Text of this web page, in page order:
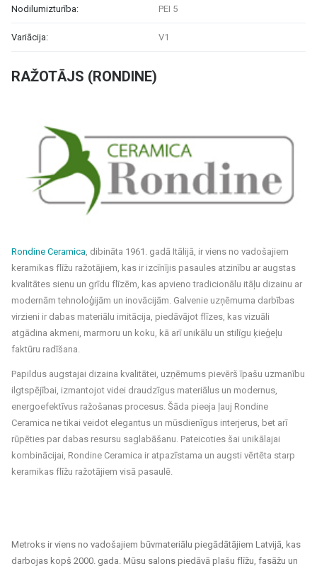
RAŽOTĀJS (RONDINE)
Rondine Ceramica, dibināta 1961. gadā Itālijā, ir viens no vadošajiem
keramikas flīžu ražotājiem, kas ir izcīnījis pasaules atzinību ar augstas
kvalitātes sienu un grīdu flīzēm, kas apvieno tradicionālu itāļu dizainu ar
modernām tehnoloģijām un inovācijām. Galvenie uzņēmuma darbības
virzieni ir dabas materiālu imitācija, piedāvājot flīzes, kas vizuāli
atgādina akmeni, marmoru un koku, kā arī unikālu un stilīgu ķieģeļu
faktūru radīšana.
Papildus augstajai dizaina kvalitātei, uzņēmums pievērš īpašu uzmanību
ilgtspējībai, izmantojot videi draudzīgus materiālus un modernus,
energoefektīvus ražošanas procesus. Šāda pieeja ļauj Rondine
Ceramica ne tikai veidot elegantus un mūsdienīgus interjerus, bet arī
rūpēties par dabas resursu saglabāšanu. Pateicoties šai unikālajai
kombinācijai, Rondine Ceramica ir atpazīstama un augsti vērtēta starp
keramikas flīžu ražotājiem visā pasaulē.
Nodilumizturība: PEI 5
Variācija: V1
Metroks ir viens no vadošajiem būvmateriālu piegādātājiem Latvijā, kas
darbojas kopš 2000. gada. Mūsu salons piedāvā plašu flīžu, fasāžu un